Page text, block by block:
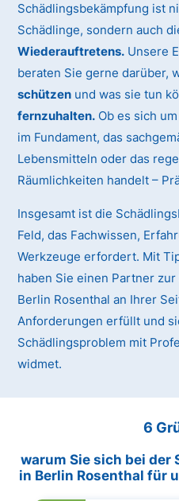
Schädlingsbekämpfung ist
Schädlinge, sondern auch
Wiederauftretens. Unsere
beraten Sie gerne darüber,
schützen und was sie tun
fernzuhalten. Ob es sich
im Fundament, das
Lebensmitteln oder das
Räumlichkeiten handelt –
Insgesamt ist die
Feld, das Fachwissen,
Werkzeuge erfordert. Mit
haben Sie einen Partner
Berlin Rosenthal an Ihrer
Anforderungen erfüllt und
Schädlingsproblem mit
widmet.
6
warum Sie sich bei
in Berlin Rosenthal für